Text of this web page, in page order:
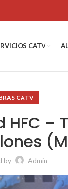
CATV
CATV
–
by Admin